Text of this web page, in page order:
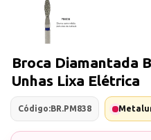
Broca Diamantada
Unhas Lixa Elétrica
Código:BR.PM838